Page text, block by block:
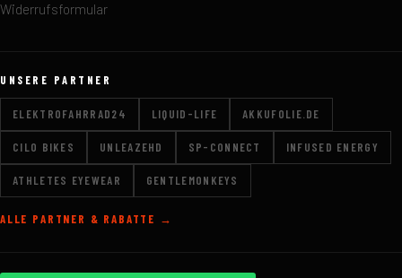
Widerrufsformular
UNSERE PARTNER
ELEKTROFAHRRAD24 LIQUID-LIFE AKKUFOLIE.DE
CILO BIKES UNLEAZEHD SP-CONNECT INFUSED ENERGY
ATHLETES EYEWEAR GENTLEMONKEYS
ALLE PARTNER & RABATTE →